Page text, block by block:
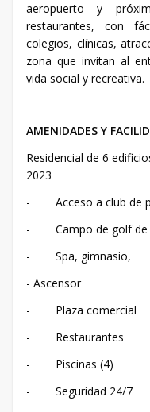
aeropuerto y
restaurantes, con
colegios, clínicas,
zona que invitan al
vida social y recreativa.
AMENIDADES Y
Residencial de 6
2023
- Acceso a club de
- Campo de golf de
- Spa, gimnasio,
- Ascensor
- Plaza comercial
- Restaurantes
- Piscinas (4)
- Seguridad 24/7